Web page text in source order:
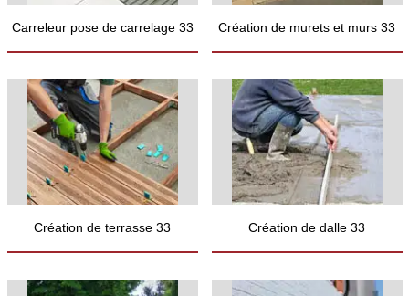
Carreleur pose de carrelage 33 Création de murets et murs 33
Création de terrasse 33 Création de dalle 33